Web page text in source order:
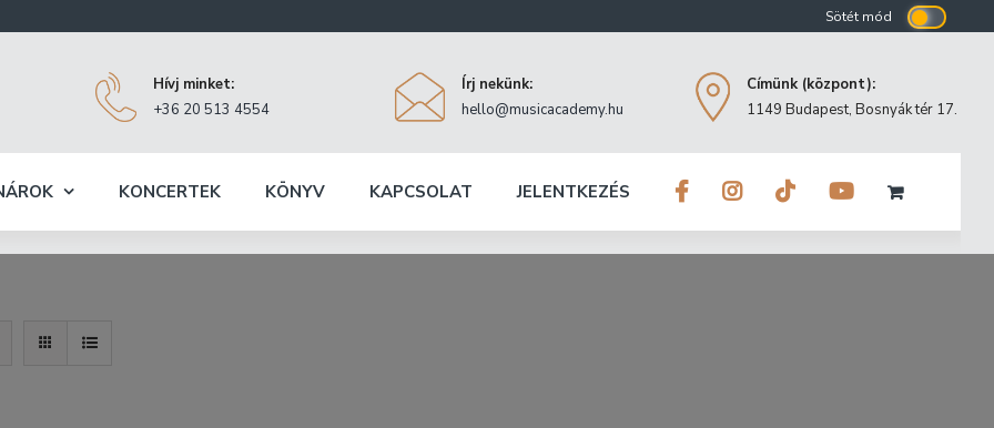
Hívj minket:
+36 20 513 4554
Írj nekünk:
hello@musicacademy.hu
Címünk (központ):
1149 Budapest, Bosnyák tér 17.
KONCERTEK KÖNYV KAPCSOLAT JELENTKEZÉS